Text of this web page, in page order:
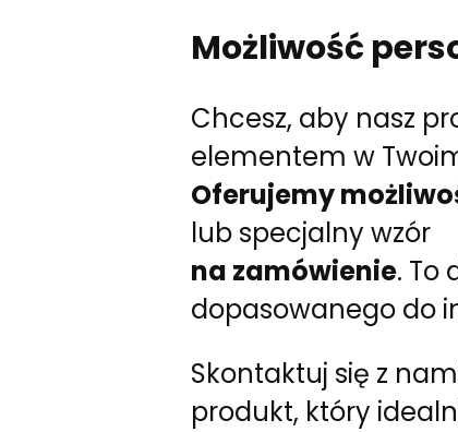
Możliwość
Chcesz, aby nasz
elementem w
Oferujemy
lub specjalny wzór
na zamówienie. To
dopasowanego do
Skontaktuj się z
produkt, który